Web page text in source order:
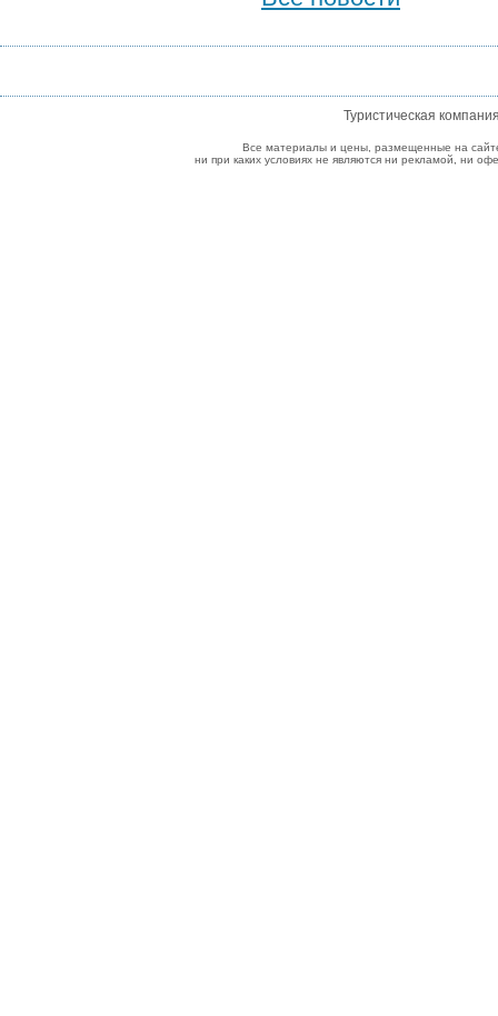
Туристическая
Все материалы и цены, размещенные на
ни при каких условиях не являются ни рекламой, ни